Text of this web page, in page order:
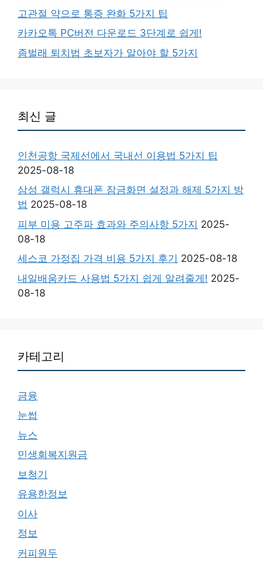
고관절 약으로 통증 완화 5가지 팁
카카오톡 PC버전 다운로드 3단계로 쉽게!
좀벌래 퇴치법 초보자가 알아야 할 5가지
최신 글
인천공항 국제선에서 국내선 이용법 5가지 팁
2025-08-18
삼성 갤럭시 휴대폰 잠금화면 설정과 해제 5가지 방
법 2025-08-18
피부 미용 고주파 효과와 주의사항 5가지 2025-
08-18
세스코 가정집 가격 비용 5가지 후기 2025-08-18
내일배움카드 사용법 5가지 쉽게 알려줄게! 2025-
08-18
카테고리
금융
눈썹
뉴스
민생회복지원금
보청기
유용한정보
이사
정보
커피원두